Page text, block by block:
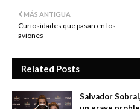
MÁS ANTIGUA
Curiosidades que pasan en los
aviones
Related Posts
Salvador